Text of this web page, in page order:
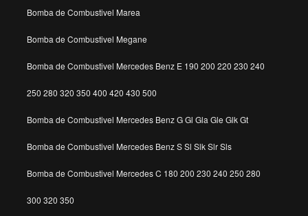
Bomba de Combustivel Marea
Bomba de Combustivel Megane
Bomba de Combustivel Mercedes Benz E 190 200 220 230 240
250 280 320 350 400 420 430 500
Bomba de Combustivel Mercedes Benz G Gl Gla Gle Glk Gt
Bomba de Combustivel Mercedes Benz S Sl Slk Slr Sls
Bomba de Combustivel Mercedes C 180 200 230 240 250 280
300 320 350